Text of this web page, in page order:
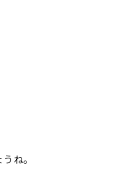
ね。